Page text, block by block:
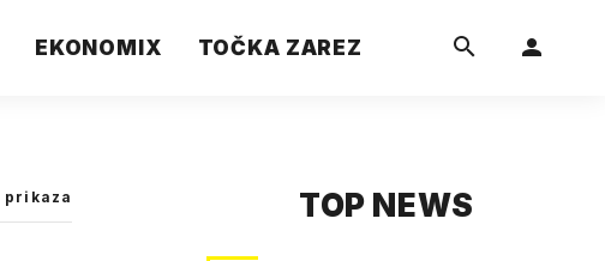
EKONOMIX TOČKA ZAREZ
prikaza TOP NEWS